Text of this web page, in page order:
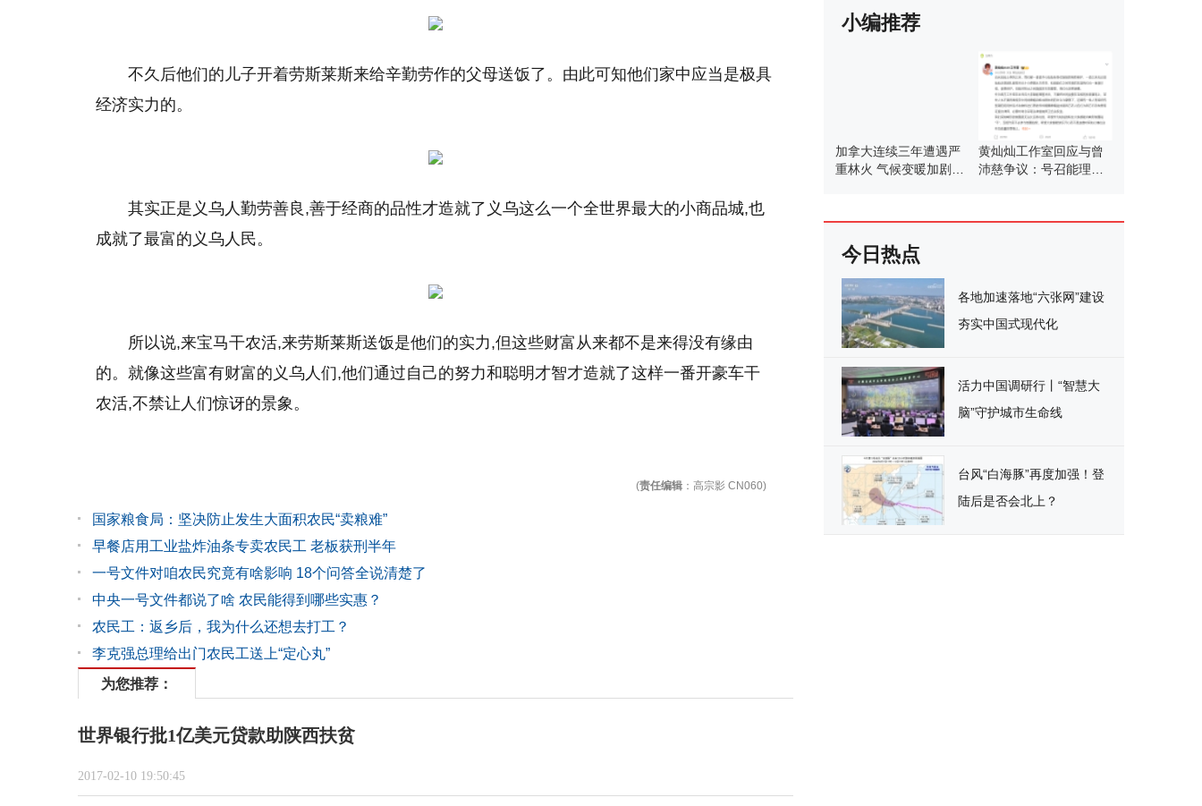
不久后他们的儿子开着劳斯莱斯来给辛勤劳作的父母送饭了。由此可知他们家中应当是极具
经济实力的。
其实正是义乌人勤劳善良,善于经商的品性才造就了义乌这么一个全世界最大的小商品城,也
成就了最富的义乌人民。
所以说,来宝马干农活,来劳斯莱斯送饭是他们的实力,但这些财富从来都不是来得没有缘由
的。就像这些富有财富的义乌人们,他们通过自己的努力和聪明才智才造就了这样一番开豪车干
农活,不禁让人们惊讶的景象。
(责任编辑 ：高宗影 CN060)
国家粮食局：坚决防止发生大面积农民“卖粮难”
早餐店用工业盐炸油条专卖农民工 老板获刑半年
一号文件对咱农民究竟有啥影响 18个问答全说清楚了
中央一号文件都说了啥 农民能得到哪些实惠？
农民工：返乡后，我为什么还想去打工？
李克强总理给出门农民工送上“定心丸”
为您推荐：
世界银行批1亿美元贷款助陕西扶贫
2017-02-10 19:50:45
小编推荐
加拿大连续三年遭遇严
重林火 气候变暖加剧挑
黄灿灿工作室回应与曾
沛慈争议：号召能理智
今日热点
各地加速落地“六张网”建设
夯实中国式现代化
活力中国调研行丨“智慧大
脑”守护城市生命线
台风“白海豚”再度加强！登
陆后是否会北上？